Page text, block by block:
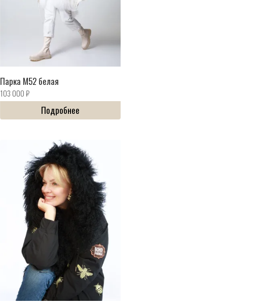
Парка M52 белая
103 000₽
Подробнее